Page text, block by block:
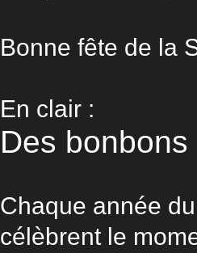
Bonne fête de la
En clair :
Des
Chaque année
célèbrent le